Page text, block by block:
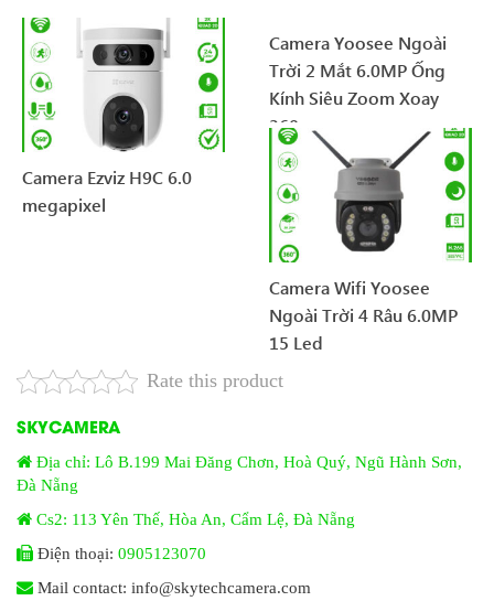
Camera Ezviz H9C 6.0
megapixel
Camera Yoosee Ngoài
Trời 2 Mắt 6.0MP Ống
Kính Siêu Zoom Xoay
360
Camera Wifi Yoosee
Ngoài Trời 4 Râu 6.0MP
15 Led
Rate this product
SKYCAMERA
Địa chỉ: Lô B.199 Mai Đăng Chơn, Hoà Quý, Ngũ Hành Sơn,
Đà Nẵng
Cs2: 113 Yên Thế, Hòa An, Cẩm Lệ, Đà Nẵng
Điện thoại: 0905123070
Mail contact: info@skytechcamera.com